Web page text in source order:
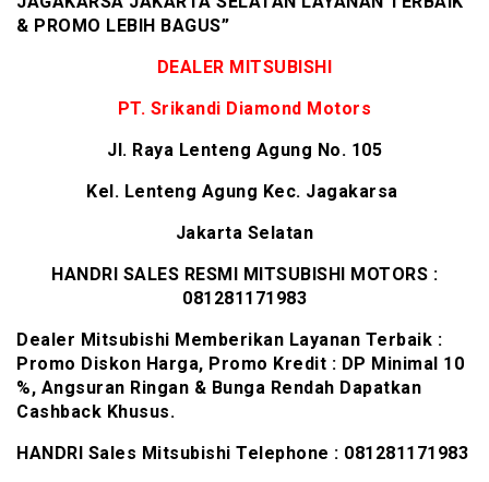
& PROMO LEBIH BAGUS”
DEALER MITSUBISHI
PT. Srikandi Diamond Motors
Jl. Raya Lenteng Agung No. 105
Kel. Lenteng Agung Kec. Jagakarsa
Jakarta Selatan
HANDRI SALES RESMI MITSUBISHI MOTORS :
081281171983
Dealer Mitsubishi Memberikan Layanan Terbaik :
Promo Diskon Harga, Promo Kredit : DP Minimal 10
%, Angsuran Ringan & Bunga Rendah Dapatkan
Cashback Khusus.
HANDRI Sales Mitsubishi Telephone : 081281171983